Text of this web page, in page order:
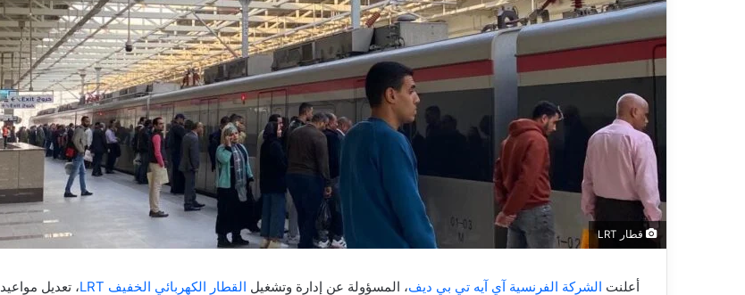
ل
ك
ت
و
ن
ي
ا
قطار LRT
أعلنت الشركة الفرنسية آي آيه تي بي ديف، المسؤولة عن إدارة وتشغيل القطار الكهربائي الخفيف LRT
، تعديل مواعيد